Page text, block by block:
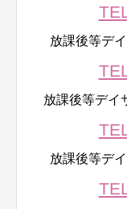
放課後等デ
放課後等デイ
放課後等デ